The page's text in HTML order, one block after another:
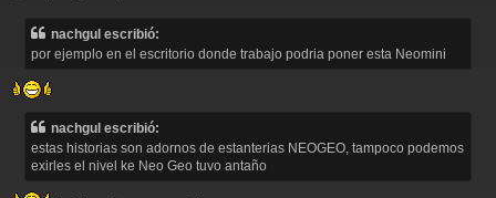
e
nachgul escribió:
por ejemplo en el escritorio donde trabajo podria poner esta Neomini
nachgul escribió:
estas historias son adornos de estanterias NEOGEO, tampoco podemos
exirles el nivel ke Neo Geo tuvo antaño